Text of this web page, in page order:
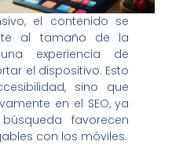
el contenido se
al tamaño de la
experiencia de
el dispositivo. Esto
sino que
en el SEO, ya
favorecen
con los móviles.